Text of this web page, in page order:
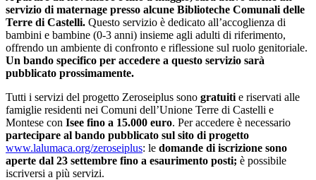
servizio di maternage presso alcune Biblioteche Comunali delle
Terre di Castelli. Questo servizio è dedicato all’accoglienza di
bambini e bambine (0-3 anni) insieme agli adulti di riferimento,
offrendo un ambiente di confronto e riflessione sul ruolo genitoriale.
Un bando specifico per accedere a questo servizio sarà
pubblicato prossimamente.
Tutti i servizi del progetto Zeroseiplus sono gratuiti e riservati alle
famiglie residenti nei Comuni dell’Unione Terre di Castelli e
Montese con Isee fino a 15.000 euro. Per accedere è necessario
partecipare al bando pubblicato sul sito di progetto
www.lalumaca.org/zeroseiplus: le domande di iscrizione sono
aperte dal 23 settembre fino a esaurimento posti; è possibile
iscriversi a più servizi.